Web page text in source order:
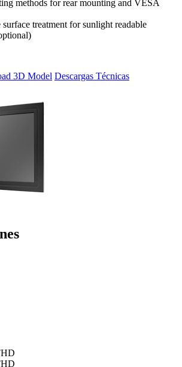
methods for rear mounting and VESA
treatment for sunlight readable
3D Model Descargas Técnicas